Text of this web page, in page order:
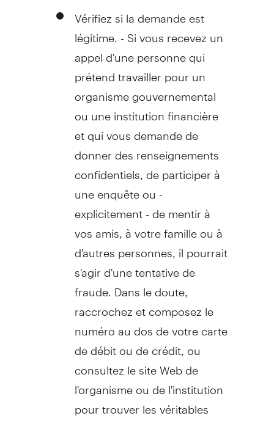
Vérifiez si la demande est
légitime. - Si vous recevez un
appel d'une personne qui
prétend travailler pour un
organisme gouvernemental
ou une institution financière
et qui vous demande de
donner des renseignements
confidentiels, de participer à
une enquête ou -
explicitement - de mentir à
vos amis, à votre famille ou à
d'autres personnes, il pourrait
s'agir d'une tentative de
fraude. Dans le doute,
raccrochez et composez le
numéro au dos de votre carte
de débit ou de crédit, ou
consultez le site Web de
l'organisme ou de l'institution
pour trouver les véritables